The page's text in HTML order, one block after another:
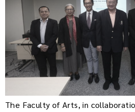
The Faculty of Arts, in